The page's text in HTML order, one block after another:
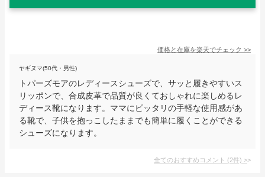
価格と在庫を楽天でチェック >>
ヤギヌマ(50代・男性)
トパーズモアのレディースシューズで、サッと履きやすいス
リッポンで、合成皮革で品質が良くておしゃれに楽しめるレ
ディース靴になります。ママにピッタリの手軽な使用感があ
る靴で、子供を抱っこしたままでも簡単に履くことができる
シューズになります。
全てのおすすめコメント (2件) >